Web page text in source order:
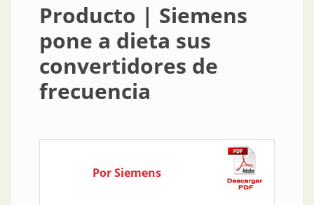
Producto | Siemens
pone a dieta sus
convertidores de
frecuencia
Por Siemens